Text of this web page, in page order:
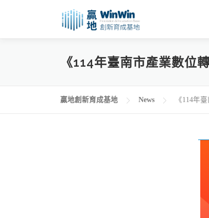
《114年臺南市產業數位
贏地創新育成基地 News 《114年